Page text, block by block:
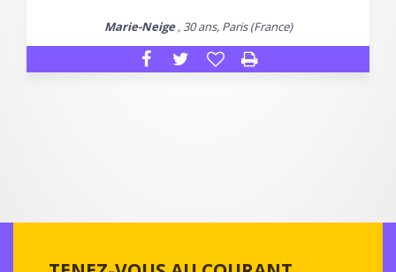
Marie-Neige, 30 ans, Paris (France)